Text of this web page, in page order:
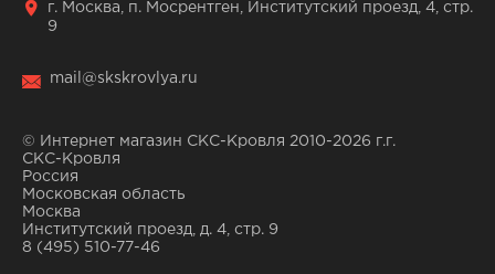
г. Москва, п. Мосрентген, Институтский проезд, 4, стр.
9
mail@skskrovlya.ru
© Интернет магазин СКС-Кровля 2010-2026 г.г.
СКС-Кровля
Россия
Московская область
Москва
Институтский проезд, д. 4, стр. 9
8 (495) 510-77-46